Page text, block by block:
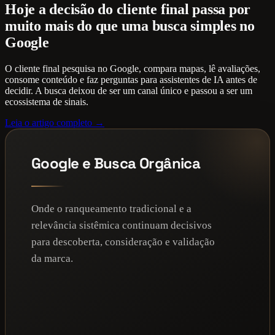
Hoje a decisão do cliente final passa por
muito mais do que uma busca simples no
Google
O cliente final pesquisa no Google, compara mapas, lê avaliações,
consome conteúdo e faz perguntas para assistentes de IA antes de
decidir. A busca deixou de ser um canal único e passou a ser um
ecossistema de sinais.
Leia o artigo completo →
Google e Busca Orgânica
Onde o ranqueamento tradicional e a
relevância sistêmica continuam decisivos
para descoberta, consideração e validação
da marca.